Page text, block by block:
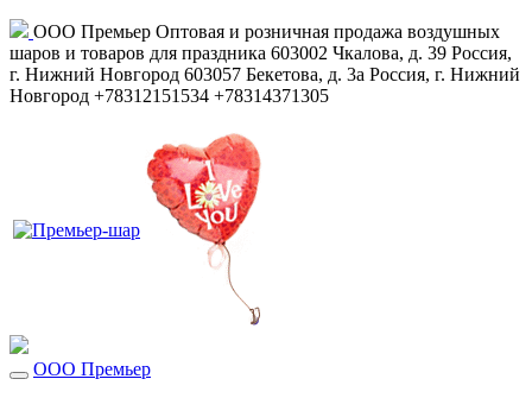
ООО Премьер Оптовая и розничная продажа воздушных
шаров и товаров для праздника 603002 Чкалова, д. 39 Россия,
г. Нижний Новгород 603057 Бекетова, д. 3а Россия, г. Нижний
Новгород +78312151534 +78314371305
ООО Премьер